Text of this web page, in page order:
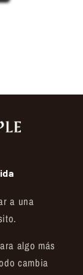
a una
algo más
cambia